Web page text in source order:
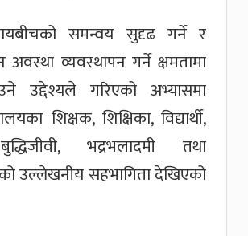
समन्वय सुदृढ गर्ने र
व्यवस्थापन गर्ने क्षमतामा
उद्देश्यले गरिएको अभ्यासमा
शिक्षक, शिक्षिका, विद्यार्थी,
भद्रभलादमी तथा
उल्लेखनीय सहभागिता देखिएको